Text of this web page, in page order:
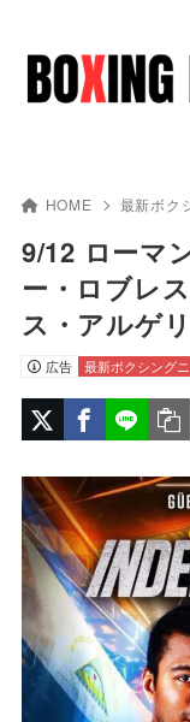
HOME 最新ボク
9/12 ローマ
ー・ロブレ
ス・アルゲ
広告 最新ボクシング